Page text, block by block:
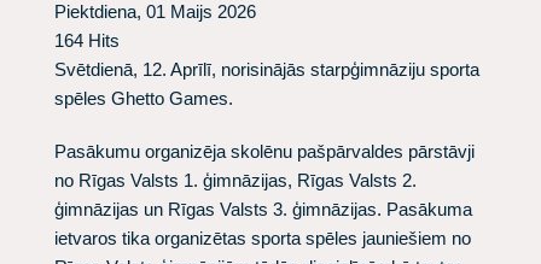
Piektdiena, 01 Maijs 2026
164 Hits
Svētdienā, 12. Aprīlī, norisinājās starpģimnāziju sporta
spēles Ghetto Games.
Pasākumu organizēja skolēnu pašpārvaldes pārstāvji
no Rīgas Valsts 1. ģimnāzijas, Rīgas Valsts 2.
ģimnāzijas un Rīgas Valsts 3. ģimnāzijas. Pasākuma
ietvaros tika organizētas sporta spēles jauniešiem no